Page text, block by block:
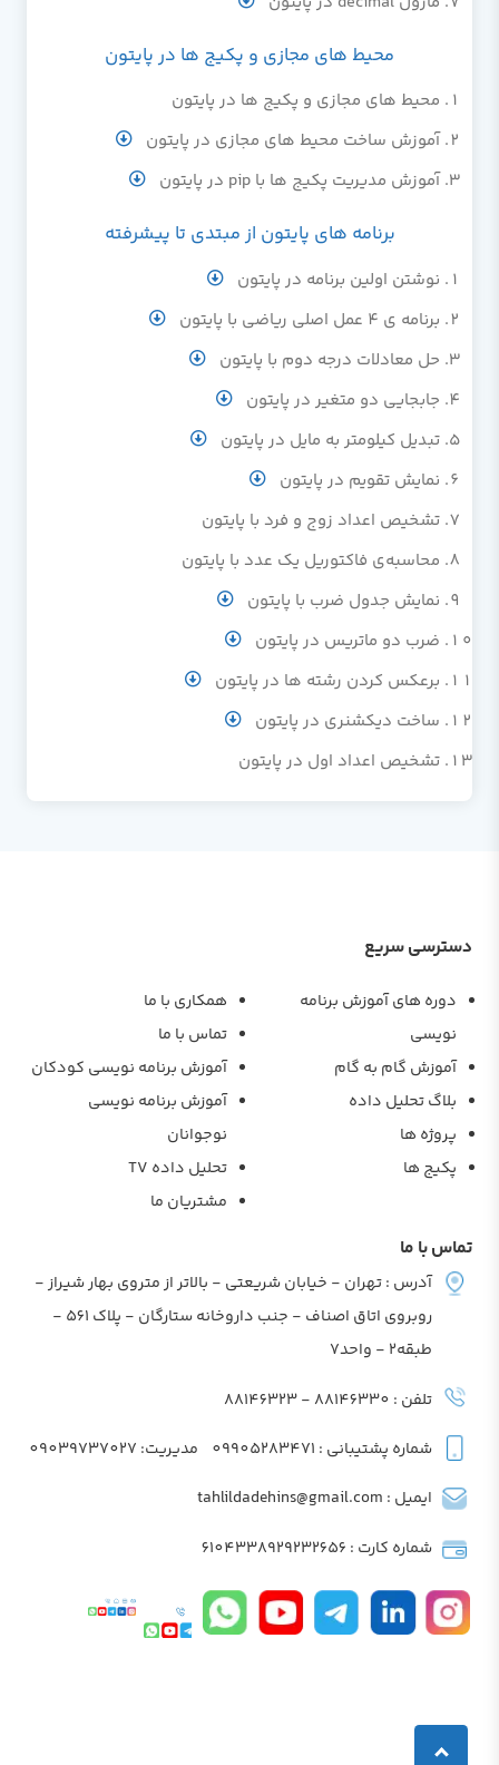
محیط های مجازی و پکیج ها در پایتون
محیط های مجازی و پکیج ها در پایتون
آموزش ساخت محیط های مجازی در پایتون
آموزش مدیریت پکیج ها با pip در پایتون
برنامه های پایتون از مبتدی تا پیشرفته
نوشتن اولین برنامه در پایتون
برنامه ی 4 عمل اصلی ریاضی با پایتون
حل معادلات درجه دوم با پایتون
جابجایی دو متغیر در پایتون
تبدیل کیلومتر به مایل در پایتون
نمایش تقویم در پایتون
تشخیص اعداد زوج و فرد با پایتون
محاسبه‌ی فاکتوریل یک عدد با پایتون
نمایش جدول ضرب با پایتون
ضرب دو ماتریس در پایتون
برعکس کردن رشته ها در پایتون
ساخت دیکشنری در پایتون
تشخیص اعداد اول در پایتون
دسترسی سریع
دوره های آموزش برنامه
نویسی
آموزش گام به گام
بلاگ تحلیل داده
پروژه ها
پکیج ها
همکاری با ما
تماس با ما
آموزش برنامه نویسی کودکان
آموزش برنامه نویسی
نوجوانان
تحلیل داده TV
مشتریان ما
تماس با ما
آدرس : تهران - خیابان شریعتی - بالاتر از متروی بهار شیراز -
روبروی اتاق اصناف - جنب داروخانه ستارگان - پلاک 561 -
طبقه2 - واحد7
تلفن : 88146330 - 88146323
شماره پشتیبانی : 09905283471 مدیریت: 09039737027
ایمیل : tahlildadehins@gmail.com
شماره کارت : 6104338929232656